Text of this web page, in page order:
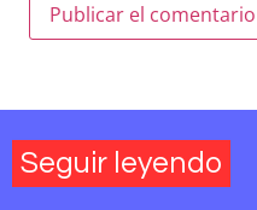
Seguir leyendo